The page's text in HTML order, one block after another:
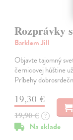
Rozprávky
Barklem Jill
Objavte tajomný
černicovej húštine
Príbehy
19,30 €
19,90 € ?
Na sklade